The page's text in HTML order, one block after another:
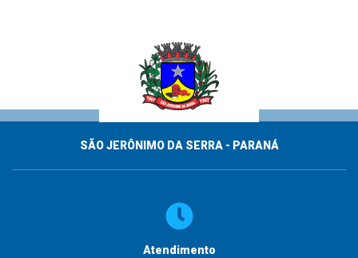
SÃO JERÔNIMO DA SERRA - PARANÁ
Atendimento